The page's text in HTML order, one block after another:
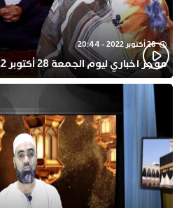
28 أكتوبر 2022 - 20:44
موجز اخباري ليوم الجمعة 28 أكتوبر 2022